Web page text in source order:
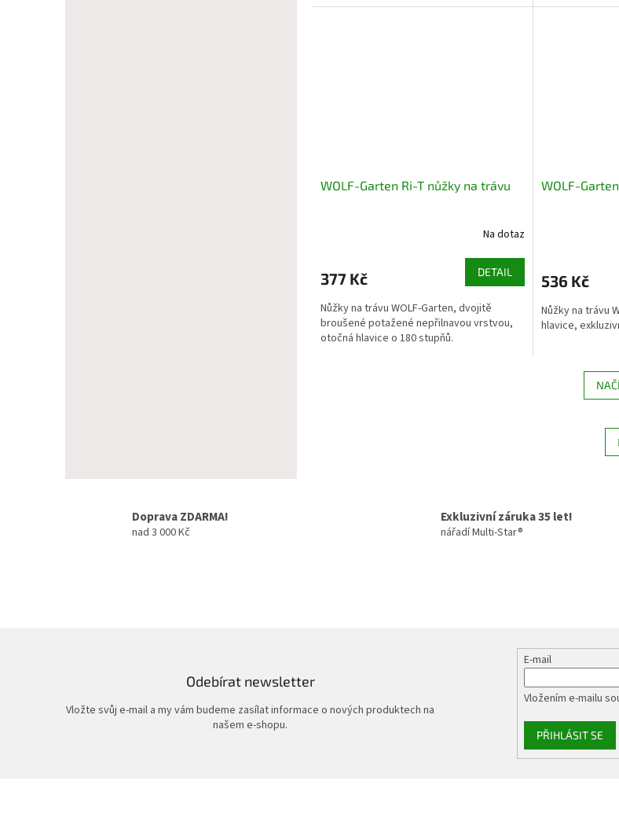
WOLF-Garten Ri-T nůžky na trávu
Na dotaz
377 Kč DETAIL
Nůžky na trávu WOLF-Garten, dvojitě
broušené potažené nepřilnavou vrstvou,
otočná hlavice o 180 stupňů.
WOLF-
536 Kč
Nůžky na trávu
hlavice,
Doprava ZDARMA!
nad 3 000 Kč
Exkluzivní záruka 35 let!
nářadí Multi-Star®
Odebírat newsletter
Vložte svůj e-mail a my vám budeme zasílat informace o nových produktech na
našem e-shopu.
E-mail
Vložením e-mailu
PŘIHLÁSIT SE